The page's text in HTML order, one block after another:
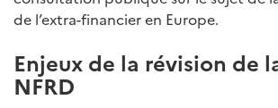
de l’extra-financier en Europe.
Enjeux de la révision de
NFRD